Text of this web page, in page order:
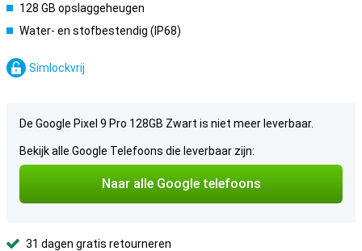
128 GB opslaggeheugen
Water- en stofbestendig (IP68)
Simlockvrij
De Google Pixel 9 Pro 128GB Zwart is niet meer leverbaar.
Bekijk alle Google Telefoons die leverbaar zijn:
Naar alle Google telefoons
31 dagen gratis retourneren